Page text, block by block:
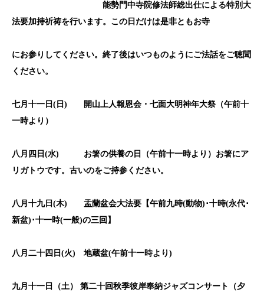
能勢門中寺院修法師総出仕による特別大
法要加持祈祷を行います。この日だけは是非ともお寺
にお参りしてください。終了後はいつものようにご法話をご聴聞
ください。
七月 十一 日( 日) 開山上人報恩会・七面大明神年大祭（午前十
一時より）
八月四日(水)
お箸の供養の日（午前十一時より）お箸にア
リガトウです。古いのをご持参ください。
八月十九日(木) 盂蘭盆会大法要【午前九時(動物) ･十時(永代･
新盆) ･十一時(一般)の三回】
八月二十四日 (火) 地蔵盆(午前十一時より)
九月 十一 日（土） 第二十回秋季彼岸奉納ジャズコンサート（夕